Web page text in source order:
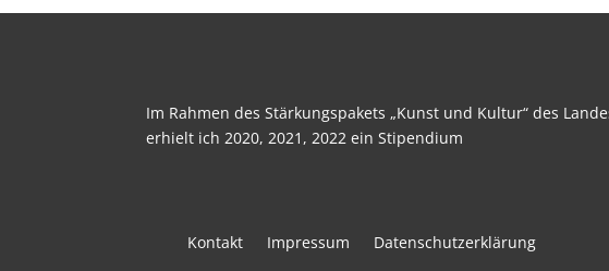
Im Rahmen des Stärkungspakets „Kunst und Kultur“ des
erhielt ich 2020, 2021, 2022 ein Stipendium
Kontakt Impressum Datenschutzerklärung